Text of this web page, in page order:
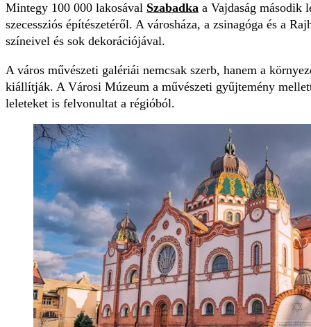
Mintegy 100 000 lakosával Szabadka a Vajdaság második
szecessziós építészetéről. A városháza, a zsinagóga és a
színeivel és sok dekorációjával.
A város művészeti galériái nemcsak szerb, hanem a
kiállítják. A Városi Múzeum a művészeti gyűjtemény
leleteket is felvonultat a régióból.